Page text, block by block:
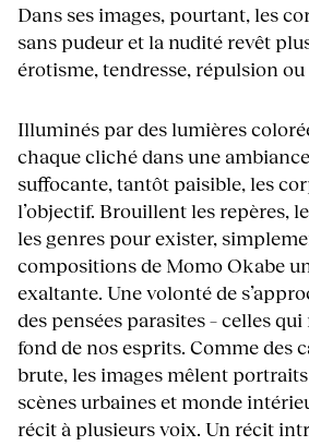
Dans ses images, pourtant, les
sans pudeur et la nudité revêt
érotisme, tendresse, répulsion
Illuminés par des lumières
chaque cliché dans une
suffocante, tantôt paisible, les
l’objectif. Brouillent les repères,
les genres pour exister,
compositions de Momo Okabe
exaltante. Une volonté de
des pensées parasites – celles
fond de nos esprits. Comme des
brute, les images mêlent portraits
scènes urbaines et monde
récit à plusieurs voix. Un récit